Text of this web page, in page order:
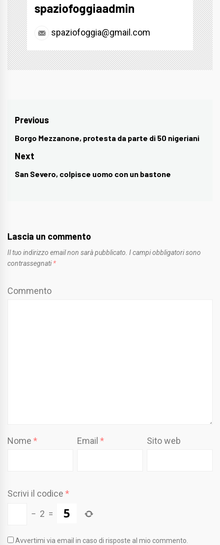
spaziofoggiaadmin
spaziofoggia@gmail.com
Navigazione
articoli
Previous
Previous
post:
Borgo Mezzanone, protesta da parte di 50 nigeriani
Next
Next
San Severo, colpisce uomo con un bastone
Lascia un commento
Il tuo indirizzo email non sarà pubblicato. I campi obbligatori sono
contrassegnati *
Commento
Nome * Email* Sito web
Scrivi il codice *
− 2 =
Avvertimi via email in caso di risposte al mio commento.